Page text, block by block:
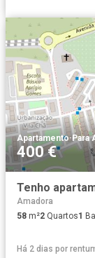
Apartamento·Para
400 €
Tenho
Amadora
58 m²2 Quartos1
Há 2 dias por